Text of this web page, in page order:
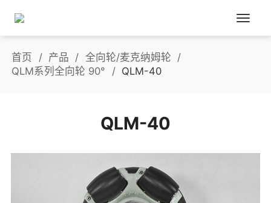
首页 产品
全向轮/麦克纳姆轮
QLM系列全向轮 90°
QLM-40
QLM-40